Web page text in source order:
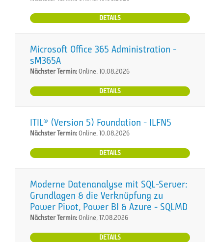
DETAILS
Microsoft Office 365 Administration -
sM365A
Nächster Termin:Online, 10.08.2026
DETAILS
ITIL® (Version 5) Foundation - ILFN5
Nächster Termin:Online, 10.08.2026
DETAILS
Moderne Datenanalyse mit SQL-Server:
Grundlagen & die Verknüpfung zu
Power Pivot, Power BI & Azure - SQLMD
Nächster Termin:Online, 17.08.2026
DETAILS